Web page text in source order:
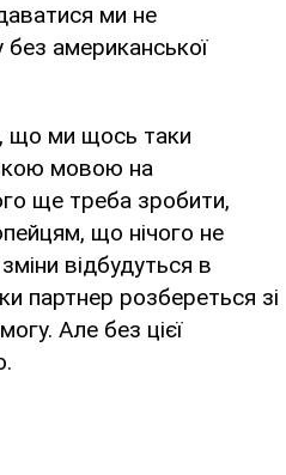
ми не
американської
що ми щось таки
мовою на
ще треба зробити,
що нічого не
відбудуться в
партнер розбереться зі
Але без цієї